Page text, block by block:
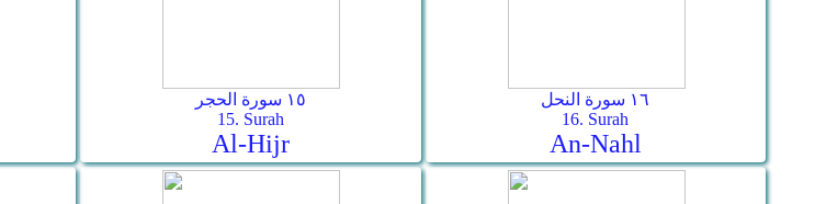
١٥ سورة الحجر
15. Surah
Al-Hijr
١٦ سورة النحل
16. Surah
An-Nahl